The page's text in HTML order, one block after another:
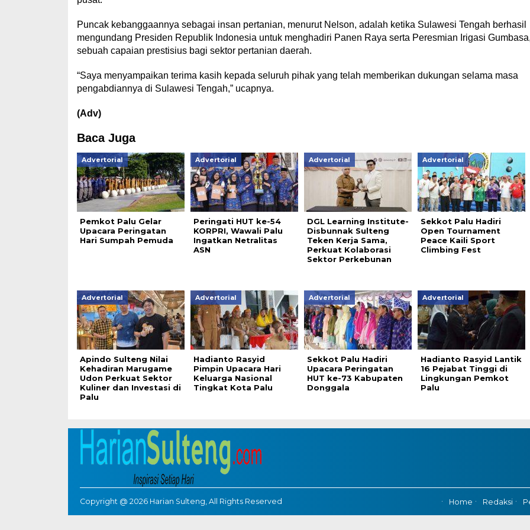
Puncak kebanggaannya sebagai insan pertanian, menurut Nelson, adalah ketika Sulawesi Tengah berhasil
mengundang Presiden Republik Indonesia untuk menghadiri Panen Raya serta Peresmian Irigasi
sebuah capaian prestisius bagi sektor pertanian daerah.
“Saya menyampaikan terima kasih kepada seluruh pihak yang telah memberikan dukungan selama masa
pengabdiannya di Sulawesi Tengah,” ucapnya.
(Adv)
Baca Juga
Advertorial
Pemkot Palu Gelar
Upacara Peringatan
Hari Sumpah Pemuda
Advertorial
Peringati HUT ke-54
KORPRI, Wawali Palu
Ingatkan Netralitas
ASN
Advertorial
DGL Learning Institute-
Disbunnak Sulteng
Teken Kerja Sama,
Perkuat Kolaborasi
Sektor Perkebunan
Advertorial
Sekkot Palu Hadiri
Open Tournament
Peace Kaili Sport
Climbing Fest
Advertorial
Apindo Sulteng Nilai
Kehadiran Marugame
Udon Perkuat Sektor
Kuliner dan Investasi di
Palu
Advertorial
Hadianto Rasyid
Pimpin Upacara Hari
Keluarga Nasional
Tingkat Kota Palu
Advertorial
Sekkot Palu Hadiri
Upacara Peringatan
HUT ke-73 Kabupaten
Donggala
Advertorial
Hadianto Rasyid Lantik
16 Pejabat Tinggi di
Lingkungan Pemkot
Palu
Copyright @ 2026 Harian Sulteng, All Rights Reserved Home Redaksi